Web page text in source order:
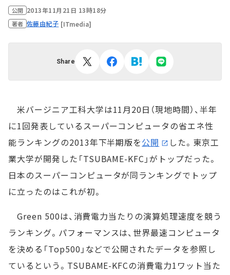
公開 2013年11月21日 13時18分
著者 佐藤由紀子 [ITmedia]
Share
米バージニア工科大学は11月20日（現地時間）、半年
に1回発表しているスーパーコンピュータの省エネ性
能ランキングの2013年下半期版を公開
した。東京工
業大学が開発した「TSUBAME-KFC」がトップだった。
日本のスーパーコンピュータが同ランキングでトップ
に立ったのはこれが初。
Green 500は、消費電力当たりの演算処理速度を競う
ランキング。パフォーマンスは、世界最速コンピュータ
を決める「Top500」などで公開されたデータを参照し
ているという。TSUBAME-KFCの消費電力1ワット当た